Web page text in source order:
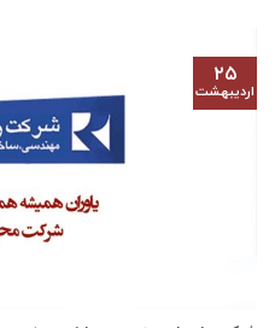
۲۵
اردیبهشت